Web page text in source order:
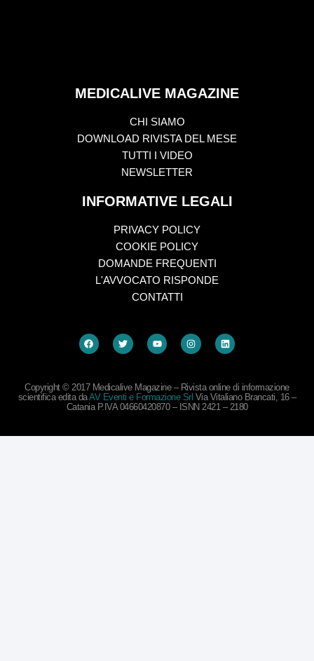
MEDICALIVE MAGAZINE
CHI SIAMO
DOWNLOAD RIVISTA DEL MESE
TUTTI I VIDEO
NEWSLETTER
INFORMATIVE LEGALI
PRIVACY POLICY
COOKIE POLICY
DOMANDE FREQUENTI
L'AVVOCATO RISPONDE
CONTATTI
Copyright © 2017 Medicalive Magazine – Rivista online di informazione
scientifica edita daAV Eventi e Formazione Srl Via Vitaliano Brancati, 16 –
Catania P.IVA 04660420870 – ISNN 2421 – 2180